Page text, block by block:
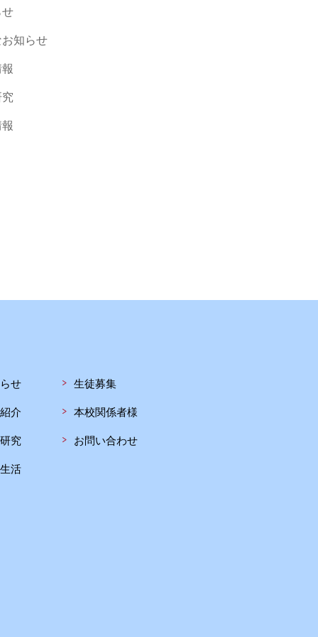
せ
知らせ
せ
介
究
活
生徒募集
本校関係者様
お問い合わせ